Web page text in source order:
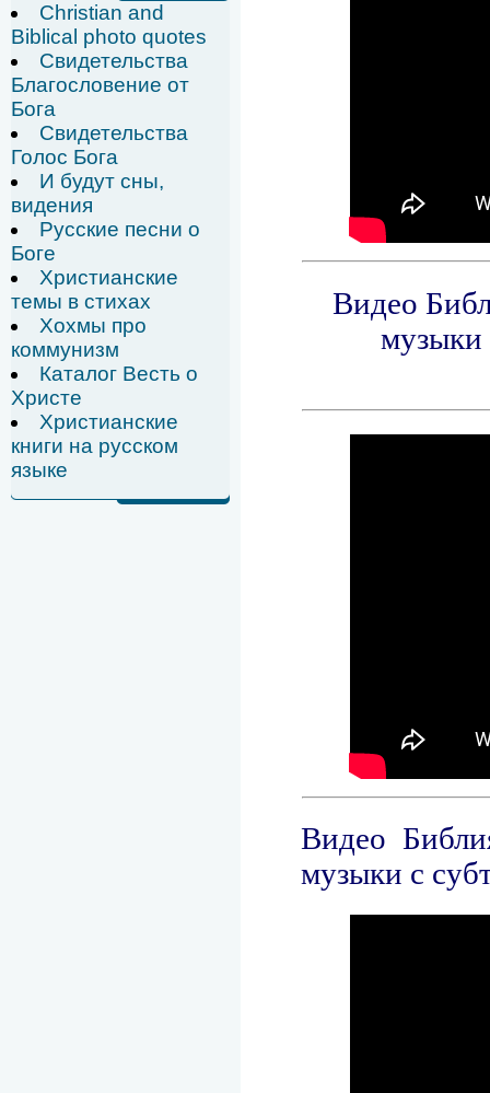
Christian and
Biblical photo quotes
Свидетельства
Благословение от
Бога
Свидетельства
Голос Бога
И будут сны,
видения
Русские песни о
Боге
Христианские
темы в стихах
Хохмы про
коммунизм
Каталог Весть о
Христе
Христианские
книги на русском
языке